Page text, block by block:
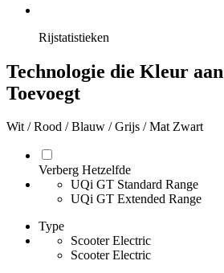
Rijstatistieken
Technologie die Kleur
Toevoegt
Wit / Rood / Blauw / Grijs / Mat Zwart
Verberg Hetzelfde
UQi GT Standard Range
UQi GT Extended Range
Type
Scooter Electric
Scooter Electric